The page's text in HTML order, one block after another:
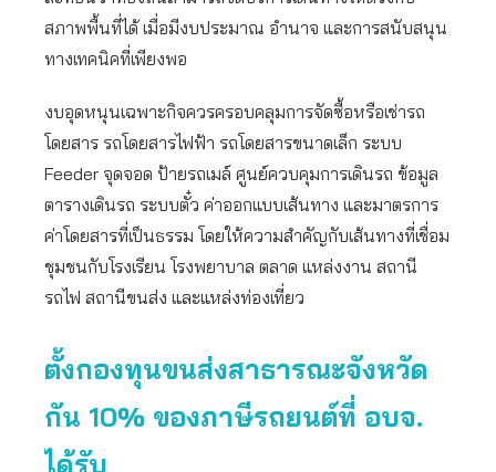
สภาพพื้นที่ได้ เมื่อมีงบประมาณ อำนาจ และการสนับสนุน
ทางเทคนิคที่เพียงพอ
งบอุดหนุนเฉพาะกิจควรครอบคลุมการจัดซื้อหรือเช่ารถ
โดยสาร รถโดยสารไฟฟ้า รถโดยสารขนาดเล็ก ระบบ
Feeder จุดจอด ป้ายรถเมล์ ศูนย์ควบคุมการเดินรถ ข้อมูล
ตารางเดินรถ ระบบตั๋ว ค่าออกแบบเส้นทาง และมาตรการ
ค่าโดยสารที่เป็นธรรม โดยให้ความสำคัญกับเส้นทางที่เชื่อม
ชุมชนกับโรงเรียน โรงพยาบาล ตลาด แหล่งงาน สถานี
รถไฟ สถานีขนส่ง และแหล่งท่องเที่ยว
ตั้งกองทุนขนส่งสาธารณะจังหวัด
กัน 10% ของภาษีรถยนต์ที่ อบจ.
ได้รับ